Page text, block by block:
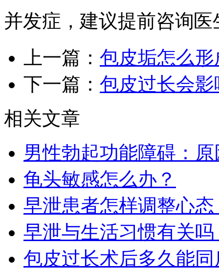
并发症，建议提前咨询
上一篇： 包皮垢怎么
下一篇： 包皮过长会
相关文章
男性勃起功能障碍：
龟头敏感怎么办？​
早泄患者怎样调整心态​​
早泄与生活习惯有关吗​
包皮过长术后多久能同